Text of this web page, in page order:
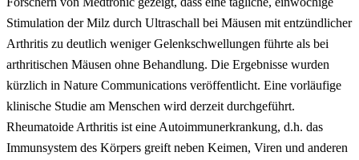
Stimulation der Milz durch Ultraschall bei Mäusen mit entzündlicher
Arthritis zu deutlich weniger Gelenkschwellungen führte als bei
arthritischen Mäusen ohne Behandlung. Die Ergebnisse wurden
kürzlich in Nature Communications veröffentlicht. Eine vorläufige
klinische Studie am Menschen wird derzeit durchgeführt.
Rheumatoide Arthritis ist eine Autoimmunerkrankung, d.h. das
Immunsystem des Körpers greift neben Keimen, Viren und anderen